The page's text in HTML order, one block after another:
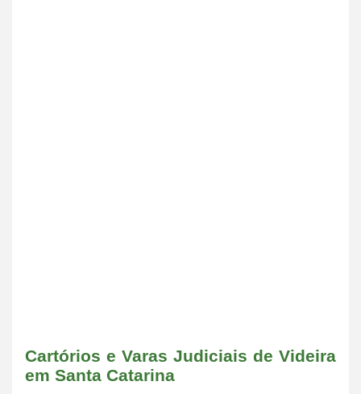
Cartórios e Varas Judiciais de Videira
em Santa Catarina